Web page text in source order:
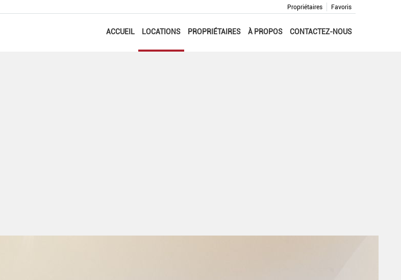
Favoris
Propriétaires
ACCUEIL LOCATIONS PROPRIÉTAIRES À PROPOS CONTACTEZ-NOUS